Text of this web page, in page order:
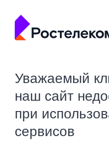
Уважаемый
наш сайт
при
сервисов